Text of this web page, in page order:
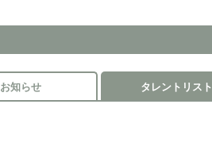
お知らせ タレントリスト